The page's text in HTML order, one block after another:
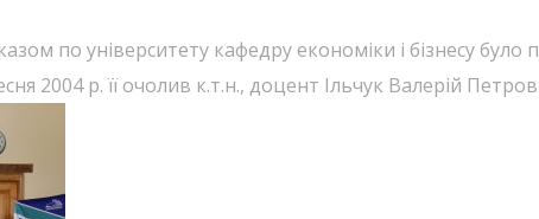
по університету кафедру економіки і бізнесу
2004 р. її очолив к.т.н., доцент Ільчук Валерій